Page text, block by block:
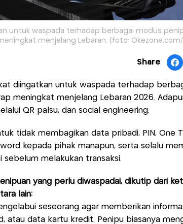
untuk waspada terhadap berbagai modus
menjelang Lebaran. (foto: Okezone.com/
Share
diingatkan untuk waspada terhadap
meningkat menjelang Lebaran 2026.
QR palsu, dan social engineering.
tidak membagikan data pribadi, PIN, One
kepada pihak manapun, serta selalu
sebelum melakukan transaksi.
yang perlu diwaspadai, dikutip dari
lain:
seseorang agar memberikan
atau data kartu kredit. Penipu biasanya